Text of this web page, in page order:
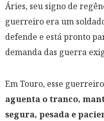
Áries, seu signo de
guerreiro era um
defende e está pronto
demanda das guerra
Em Touro, esse
aguenta o tranco,
segura, pesada e